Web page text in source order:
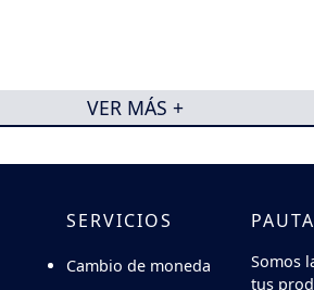
VER MÁS +
SERVICIOS
Cambio de moneda
Somos
tus